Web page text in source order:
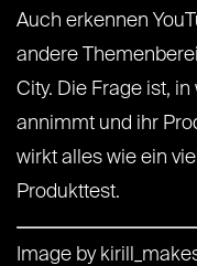
Auch erkennen
andere
City. Die Frage ist,
annimmt und ihr
wirkt alles wie ein
Produkttest.
Image by